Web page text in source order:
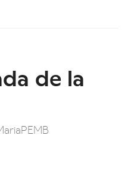
de la